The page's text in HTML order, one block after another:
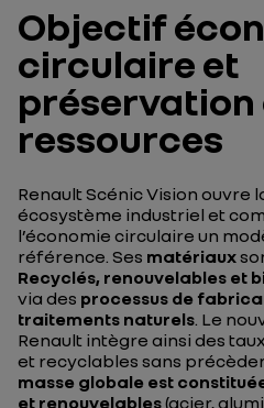
Objectif
circulaire et
préservation
ressources
Renault Scénic Vision ouvre
écosystème industriel et
l’économie circulaire un
référence. Ses matériaux
Recyclés, renouvelables et
via des processus de
traitements naturels. Le
Renault intègre ainsi des
et recyclables sans
masse globale est
et renouvelables(acier,